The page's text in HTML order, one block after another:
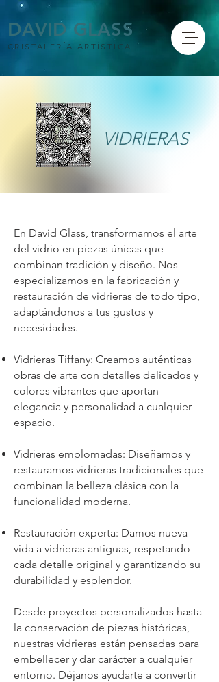
CRISTALERÍA ARTÍSTICA
DAVID GLASS
VIDRIERAS
En David Glass, transformamos el arte
del vidrio en piezas únicas que
combinan tradición y diseño. Nos
especializamos en la fabricación y
restauración de vidrieras de todo tipo,
adaptándonos a tus gustos y
necesidades.
Vidrieras Tiffany: Creamos auténticas
obras de arte con detalles delicados y
colores vibrantes que aportan
elegancia y personalidad a cualquier
espacio.
Vidrieras emplomadas: Diseñamos y
restauramos vidrieras tradicionales que
combinan la belleza clásica con la
funcionalidad moderna.
Restauración experta: Damos nueva
vida a vidrieras antiguas, respetando
cada detalle original y garantizando su
durabilidad y esplendor.
Desde proyectos personalizados hasta
la conservación de piezas históricas,
nuestras vidrieras están pensadas para
embellecer y dar carácter a cualquier
entorno. Déjanos ayudarte a convertir